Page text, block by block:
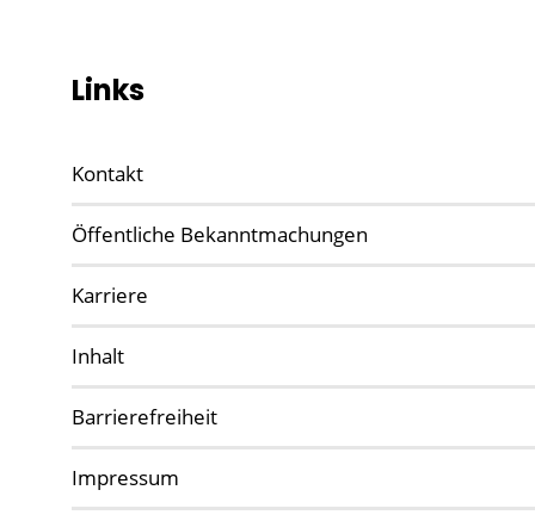
Links
Kontakt
Öffentliche Bekanntmachungen
Karriere
Inhalt
Barrierefreiheit
Impressum